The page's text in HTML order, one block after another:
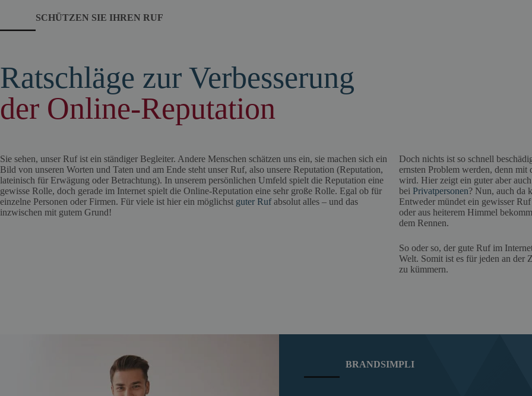
SCHÜTZEN SIE IHREN RUF
Ratschläge zur Verbesserung
der Online-Reputation
Sie sehen, unser Ruf ist ein ständiger Begleiter. Andere Menschen schätzen uns ein, sie machen sich ein
Bild von unseren Worten und Taten und am Ende steht unser Ruf, also unsere Reputation (Reputation,
lateinisch für Erwägung oder Betrachtung). In unserem persönlichen Umfeld spielt die Reputation eine
gewisse Rolle, doch gerade im Internet spielt die Online-Reputation eine sehr große Rolle. Egal ob für
einzelne Personen oder Firmen. Für viele ist hier ein möglichst guter Rufabsolut alles – und das
inzwischen mit gutem Grund!
Doch nichts ist so schnell
ernsten Problem werden, denn mit
wird. Hier zeigt ein guter aber
bei Privatpersonen? Nun, auch da
Entweder mündet ein gewisser
oder aus heiterem Himmel
dem Rennen.
So oder so, der gute Ruf im
Welt. Somit ist es für jeden an der
zu kümmern.
BRANDSIMPLI